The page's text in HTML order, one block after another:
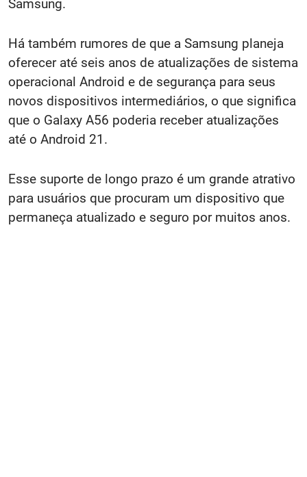
Samsung.
Há também rumores de que a Samsung planeja
oferecer até seis anos de atualizações de sistema
operacional Android e de segurança para seus
novos dispositivos intermediários, o que significa
que o Galaxy A56 poderia receber atualizações
até o Android 21.
Esse suporte de longo prazo é um grande atrativo
para usuários que procuram um dispositivo que
permaneça atualizado e seguro por muitos anos.